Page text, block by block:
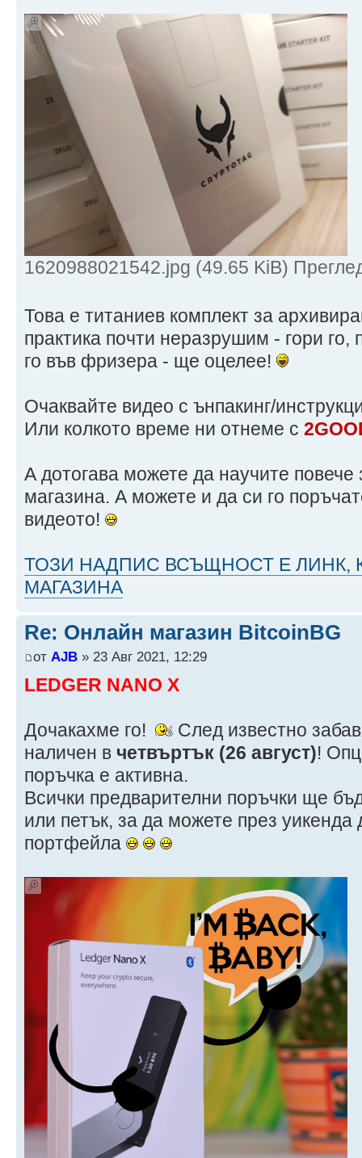
1620988021542.jpg (49.65 KiB)
Това е титаниев комплект за
практика почти неразрушим - гори го,
го във фризера - ще оцелее!
Очаквайте видео с ънпакинг/
Или колкото време ни отнеме с
А дотогава можете да научите
магазина. А можете и да си го
видеото!
ТОЗИ НАДПИС ВСЪЩНОСТ Е ЛИНК,
МАГАЗИНА
Re: Онлайн магазин BitcoinBG
от AJB » 23 Авг 2021, 12:29
LEDGER NANO X
Дочакахме го!
След известно
наличен в четвъртък (26 август)!
поръчка е активна.
Всички предварителни поръчки ще
или петък, за да можете през уикенда
портфейла